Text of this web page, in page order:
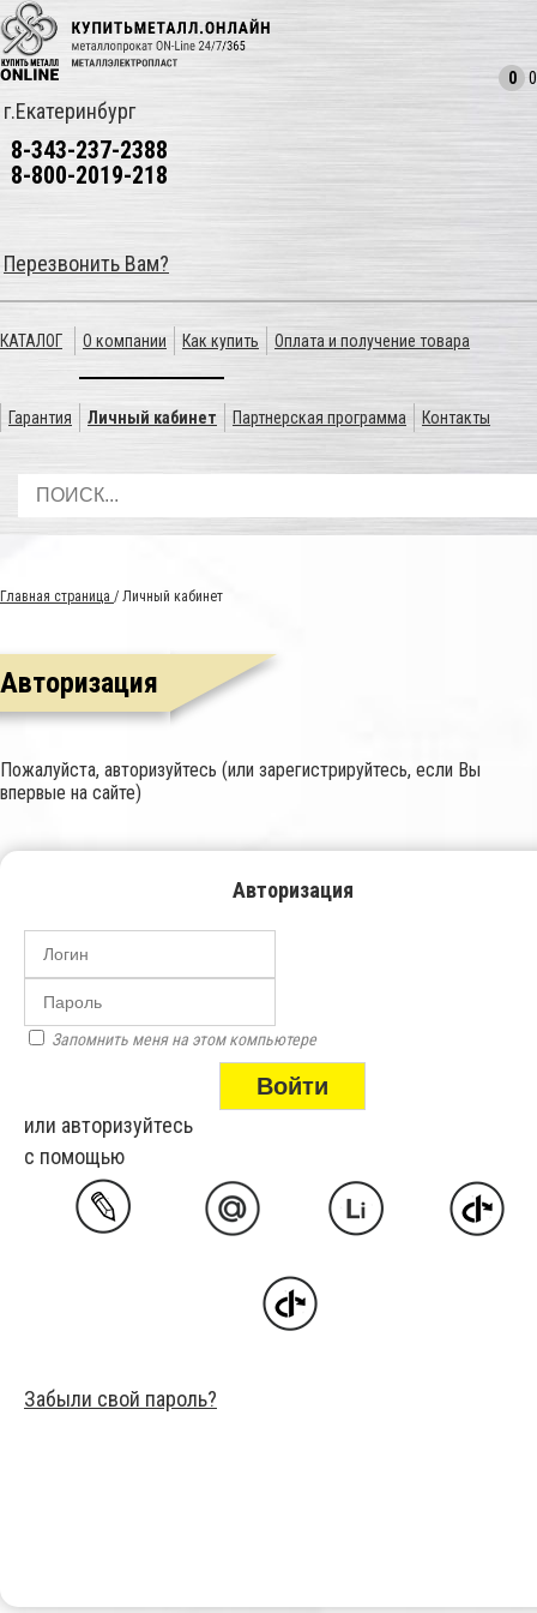
г.Екатеринбург
8-343-237-2388
8-800-2019-218
Перезвонить Вам?
0 0
КАТАЛОГ О компании Как купить Оплата и получение товара
Гарантия Личный кабинет Партнерская программа Контакты
Главная страница / Личный кабинет
Авторизация
Пожалуйста, авторизуйтесь (или зарегистрируйтесь, если Вы
впервые на сайте)
Авторизация
Запомнить меня на этом компьютере
или авторизуйтесь
с помощью
Забыли свой пароль?